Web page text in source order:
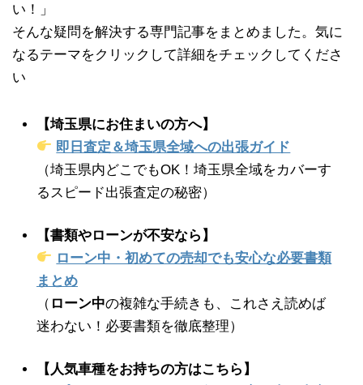
い！」
そんな疑問を解決する専門記事をまとめました。気に
なるテーマをクリックして詳細をチェックしてくださ
い
【埼玉県にお住まいの方へ】
即日査定＆埼玉県全域への出張ガイド
（埼玉県内どこでもOK！埼玉県全域をカバーす
るスピード出張査定の秘密）
【書類やローンが不安なら】
ローン中・初めての売却でも安心な必要書類
まとめ
（ ローン中の複雑な手続きも、これさえ読めば
迷わない！必要書類を徹底整理）
【人気車種をお持ちの方はこちら】